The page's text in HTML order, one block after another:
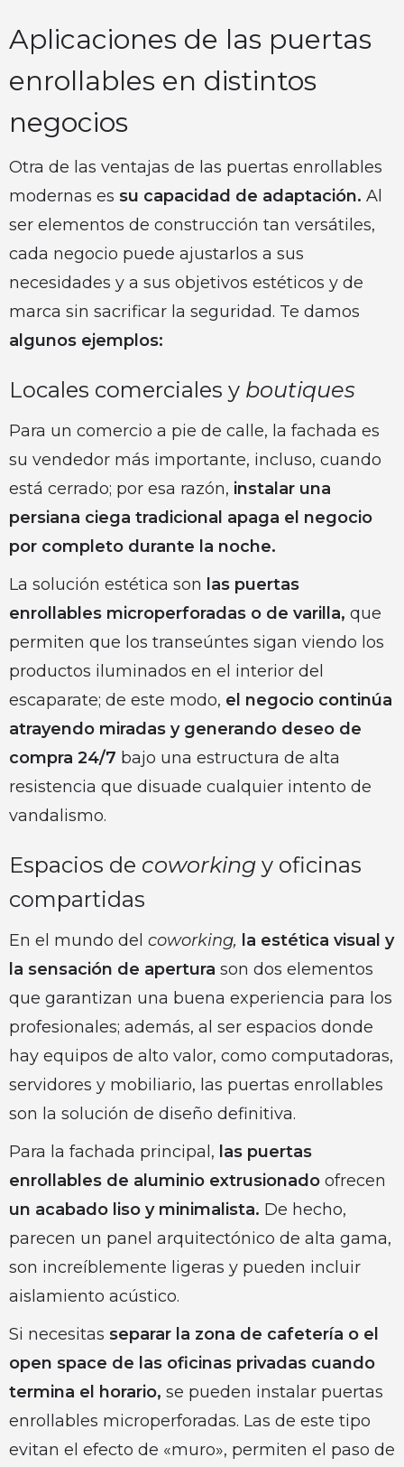
Aplicaciones de las puertas
enrollables en distintos
negocios
Otra de las ventajas de las puertas enrollables
modernas es su capacidad de adaptación. Al
ser elementos de construcción tan versátiles,
cada negocio puede ajustarlos a sus
necesidades y a sus objetivos estéticos y de
marca sin sacrificar la seguridad. Te damos
algunos ejemplos:
Locales comerciales y boutiques
Para un comercio a pie de calle, la fachada es
su vendedor más importante, incluso, cuando
está cerrado; por esa razón, instalar una
persiana ciega tradicional apaga el negocio
por completo durante la noche.
La solución estética son las puertas
enrollables microperforadas o de varilla, que
permiten que los transeúntes sigan viendo los
productos iluminados en el interior del
escaparate; de este modo, el negocio continúa
atrayendo miradas y generando deseo de
compra 24/7 bajo una estructura de alta
resistencia que disuade cualquier intento de
vandalismo.
Espacios de coworking y oficinas
compartidas
En el mundo del coworking, la estética visual y
la sensación de apertura son dos elementos
que garantizan una buena experiencia para los
profesionales; además, al ser espacios donde
hay equipos de alto valor, como computadoras,
servidores y mobiliario, las puertas enrollables
son la solución de diseño definitiva.
Para la fachada principal, las puertas
enrollables de aluminio extrusionado ofrecen
un acabado liso y minimalista. De hecho,
parecen un panel arquitectónico de alta gama,
son increíblemente ligeras y pueden incluir
aislamiento acústico.
Si necesitas separar la zona de cafetería o el
open space de las oficinas privadas cuando
termina el horario, se pueden instalar puertas
enrollables microperforadas. Las de este tipo
evitan el efecto de «muro», permiten el paso de